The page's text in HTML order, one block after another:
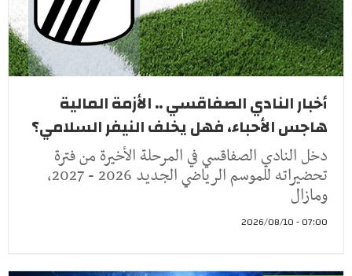
أخبار النادي الصفاقسي .. الأزمة المالية
هاجس الأحباء، فهل يخلف النيفر السلامي؟
دخل النادي الصفاقسي في المرحلة الأخيرة من فترة
تحضيراته للموسم الرياضي الجديد 2026 - 2027،
ومازال
07:00 - 2026/08/10